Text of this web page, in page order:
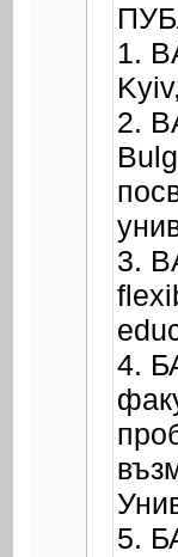
1.
2.
3.
4.
5.